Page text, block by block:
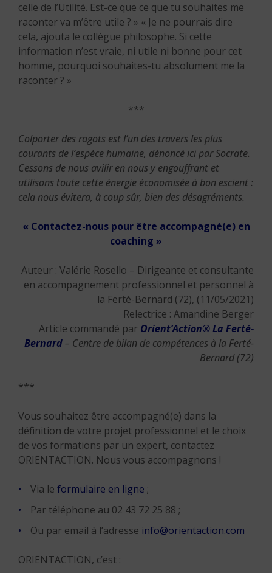
celle de l’Utilité. Est-ce que ce que tu souhaites me
raconter va m’être utile ? » « Je ne pourrais dire
cela, ajouta le collègue philosophe. Si cette
information n’est vraie, ni utile ni bonne pour cet
homme, pourquoi souhaites-tu absolument me la
raconter ? »
***
Colporter des ragots est l’un des travers les plus
courants de l’espèce humaine, dénoncé ici par Socrate.
Cessons de nous avilir en nous y engouffrant et
utilisons toute cette énergie économisée à bon escient :
cela nous évitera, à coup sûr, bien des désagréments.
« Contactez-nous pour être accompagné(e) en
coaching »
Auteur : Valérie Rosello – Dirigeante et consultante
en accompagnement professionnel et personnel à
la Ferté-Bernard (72), (11/05/2021)
Relectrice : Amandine Berger
Article commandé par Orient’Action® La Ferté-
Bernard – Centre de bilan de compétences à la Ferté-
Bernard (72)
***
Vous souhaitez être accompagné(e) dans la
définition de votre projet professionnel et le choix
de vos formations par un expert, contactez
ORIENTACTION. Nous vous accompagnons !
Via le formulaire en ligne ;
Par téléphone au 02 43 72 25 88 ;
Ou par email à l’adresse info@orientaction.com
ORIENTACTION, c’est :